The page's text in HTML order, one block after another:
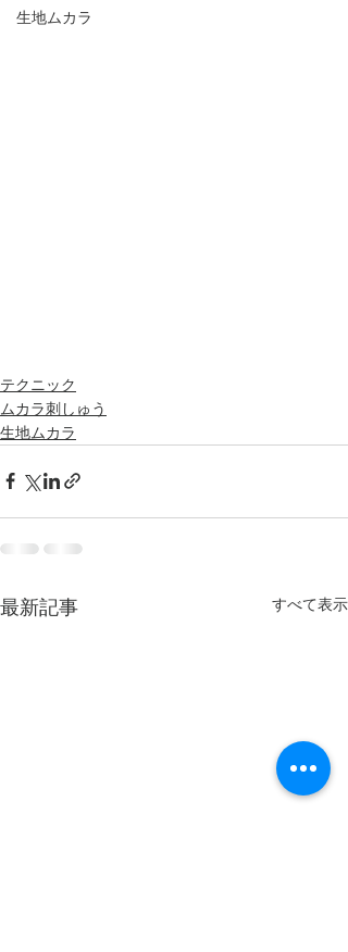
生地ムカラ
テクニック
ムカラ刺しゅう
生地ムカラ
最新記事 すべて表示